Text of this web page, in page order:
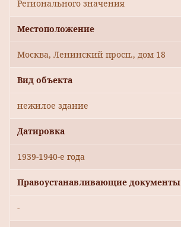
Регионального значения
Местоположение
Москва, Ленинский просп., дом 18
Вид объекта
нежилое здание
Датировка
1939-1940-е года
Правоустанавливающие документы
-